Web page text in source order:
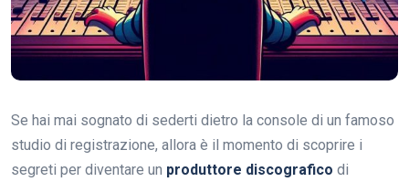
Se hai mai sognato di sederti dietro la console di un famoso
studio di registrazione, allora è il momento di scoprire i
segreti per diventare un produttore discografico di